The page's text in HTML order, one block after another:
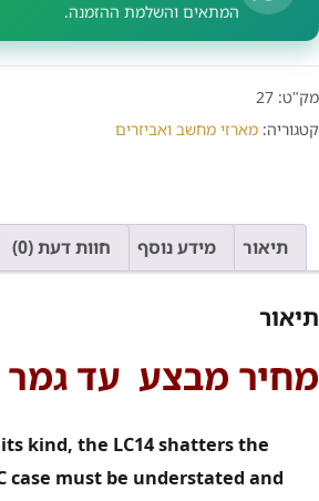
המתאים והשלמת ההזמנה.
מק"ט: 27
קטגוריה: מארזי מחשב ואביזרים
תיאור מידע נוסף חוות דעת (0)
תיאור
מחיר מבצע עד גמר
kind, the LC14 shatters the
case must be understated and